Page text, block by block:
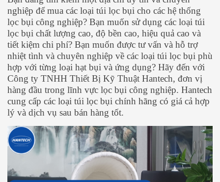
nghiệp để mua các loại túi lọc bụi cho các hệ thống
lọc bụi công nghiệp? Bạn muốn sử dụng các loại túi
lọc bụi chất lượng cao, độ bền cao, hiệu quả cao và
tiết kiệm chi phí? Bạn muốn được tư vấn và hỗ trợ
nhiệt tình và chuyên nghiệp về các loại túi lọc bụi phù
hợp với từng loại hạt bụi và ứng dụng? Hãy đến với
Công ty TNHH Thiết Bị Kỹ Thuật Hantech, đơn vị
hàng đầu trong lĩnh vực lọc bụi công nghiệp. Hantech
cung cấp các loại túi lọc bụi chính hãng có giá cả hợp
lý và dịch vụ sau bán hàng tốt.